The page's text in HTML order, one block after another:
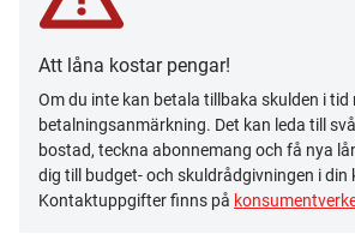
Att låna kostar pengar!
Om du inte kan betala tillbaka skulden i tid
betalningsanmärkning. Det kan leda till
bostad, teckna abonnemang och få nya
dig till budget- och skuldrådgivningen i din
Kontaktuppgifter finns på